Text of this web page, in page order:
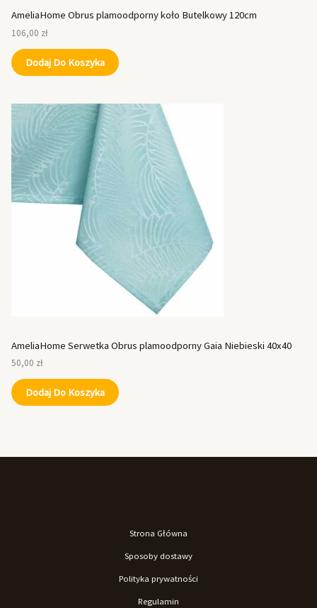
AmeliaHome Obrus plamoodporny koło Butelkowy 120cm
106,00 zł
Dodaj Do Koszyka
AmeliaHome Serwetka Obrus plamoodporny Gaia Niebieski 40x40
50,00 zł
Dodaj Do Koszyka
Strona Główna
Sposoby dostawy
Polityka prywatności
Regulamin